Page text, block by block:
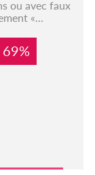
ou avec faux
«...
69%